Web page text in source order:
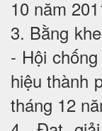
10 năm
3. Bằng
- Hội
hiệu thành
tháng 12